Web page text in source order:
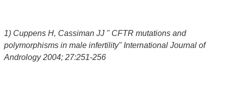
1) Cuppens H, Cassiman JJ " CFTR mutations and
polymorphisms in male infertility" International Journal of
Andrology 2004; 27:251-256